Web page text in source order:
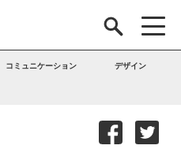
コミュニケーション デザイン